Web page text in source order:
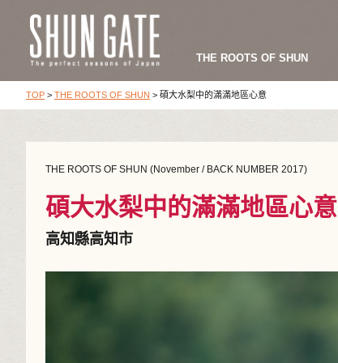
THE ROOTS OF SHUN
TOP > THE ROOTS OF SHUN > 碩大水梨中的滿滿地區心意
THE ROOTS OF SHUN (November / BACK NUMBER 2017)
碩大水梨中的滿滿地區心意
高知縣高知市